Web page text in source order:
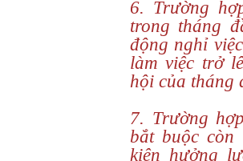
6. Trường
trong tháng
động nghỉ
làm việc trở
hội của tháng
7. Trường
bắt buộc
kiện hưởng